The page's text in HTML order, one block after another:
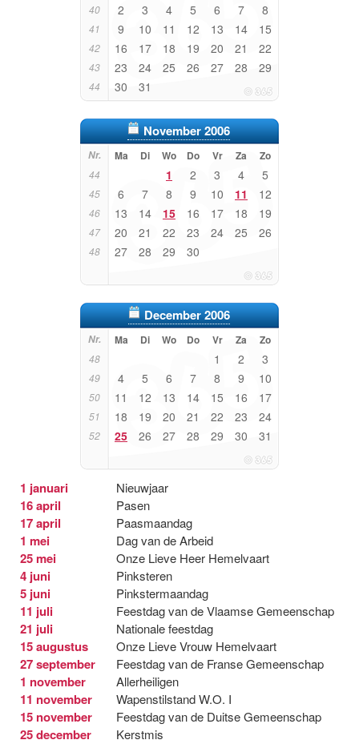
40 2 3 4 5 6 7 8
41 9 10 11 12 13 14 15
42 16 17 18 19 20 21 22
43 23 24 25 26 27 28 29
44 30 31
November 2006
Nr. Ma Di Wo Do Vr Za Zo
44 1 2 3 4 5
45 6 7 8 9 10 11 12
46 13 14 15 16 17 18 19
47 20 21 22 23 24 25 26
48 27 28 29 30
December 2006
Nr. Ma Di Wo Do Vr Za Zo
48 1 2 3
49 4 5 6 7 8 9 10
50 11 12 13 14 15 16 17
51 18 19 20 21 22 23 24
52 25 26 27 28 29 30 31
1 januari Nieuwjaar
16 april Pasen
17 april Paasmaandag
1 mei Dag van de Arbeid
25 mei Onze Lieve Heer Hemelvaart
4 juni Pinksteren
5 juni Pinkstermaandag
11 juli Feestdag van de Vlaamse Gemeenschap
21 juli Nationale feestdag
15 augustus Onze Lieve Vrouw Hemelvaart
27 september Feestdag van de Franse Gemeenschap
1 november Allerheiligen
11 november Wapenstilstand W.O. I
15 november Feestdag van de Duitse Gemeenschap
25 december
Kerstmis